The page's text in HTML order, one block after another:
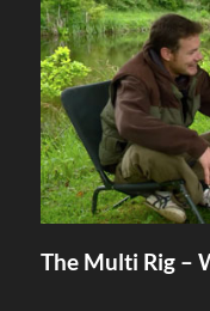
The Multi Rig –